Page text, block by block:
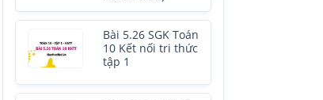
Bài 5.26 SGK Toán
10 Kết nối tri thức
tập 1